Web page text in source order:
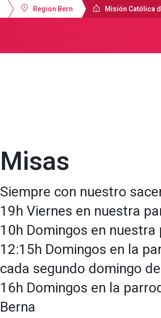
Region Bern Misión Católica
Misas
Siempre con nuestro
19h Viernes en nuestra
10h Domingos en nuestra
12:15h Domingos en la
cada segundo domingo
16h Domingos en la
Berna